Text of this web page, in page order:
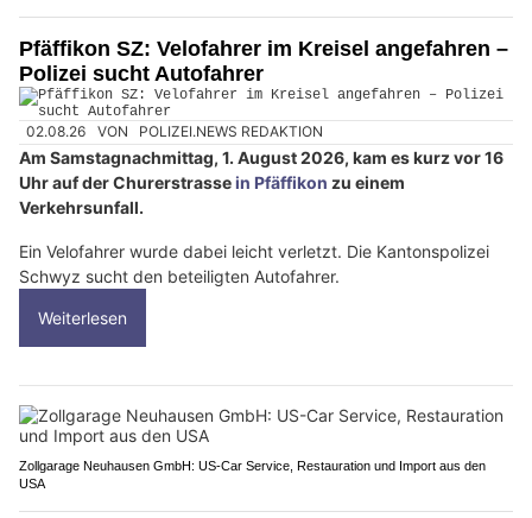
Pfäffikon SZ: Velofahrer im Kreisel angefahren –
Polizei sucht Autofahrer
02.08.26 VON POLIZEI.NEWS REDAKTION
Am Samstagnachmittag, 1. August 2026, kam es kurz vor 16
Uhr auf der Churerstrassein Pfäffikon zu einem
Verkehrsunfall.
Ein Velofahrer wurde dabei leicht verletzt. Die Kantonspolizei
Schwyz sucht den beteiligten Autofahrer.
Weiterlesen
Zollgarage Neuhausen GmbH: US-Car Service, Restauration und Import aus den
USA